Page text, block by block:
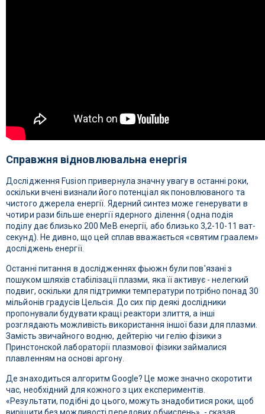
Справжня відновлювальна енергія
Дослідження Fusion привернула значну увагу в останні роки,
оскільки вчені визнали його потенціал як поновлюваного та
чистого джерела енергії. Ядерний синтез може генерувати в
чотири рази більше енергії ядерного ділення (одна подія
поділу дає близько 200 МеВ енергії, або близько 3,2-10-11 ват-
секунд). Не дивно, що цей сплав вважається «святим граалем»
досліджень енергії.
Останні питання в дослідженнях фьюжн були пов'язані з
пошуком шляхів стабілізації плазми, яка її активує - нелегкий
подвиг, оскільки для підтримки температури потрібно понад 30
мільйонів градусів Цельсія. До сих пір деякі дослідники
пропонували будувати кращі реактори злиття, а інші
розглядають можливість використання іншої бази для плазми.
Замість звичайного водню, дейтерію чи гелію фізики з
Принстонской лабораторії плазмової фізики займалися
плавленням на основі аргону.
Де знаходиться алгоритм Google? Це може значно скоротити
час, необхідний для кожного з цих експериментів.
«Результати, подібні до цього, можуть знадобитися роки, щоб